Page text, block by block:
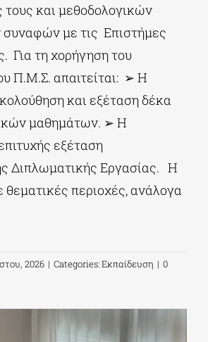
και μεθοδολογικών
με τις Επιστήμες
Για τη χορήγηση του
Π.Μ.Σ. απαιτείται: ➢ Η
και εξέταση δέκα
μαθημάτων. ➢ Η
εξέταση
Διπλωματικής Εργασίας. Η
θεματικές περιοχές, ανάλογα
2026 | Categories:Εκπαίδευση | 0